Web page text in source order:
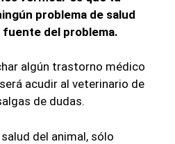
problema de salud
fuente del problema.
algún trastorno médico
acudir al veterinario de
de dudas.
del animal, sólo